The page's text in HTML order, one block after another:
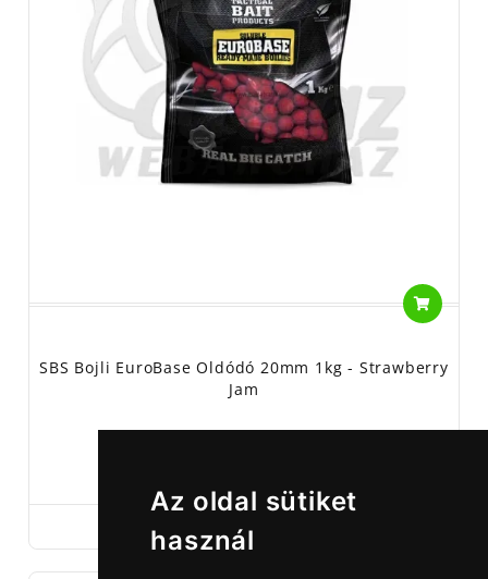
Az oldal sütiket
használ
SBS Bojli EuroBase Oldódó 20mm 1kg - Strawberry
Jam